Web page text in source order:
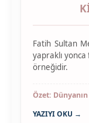
Fatih Sultan
yapraklı
örneğidir.
Özet:
YAZIYI OKU →